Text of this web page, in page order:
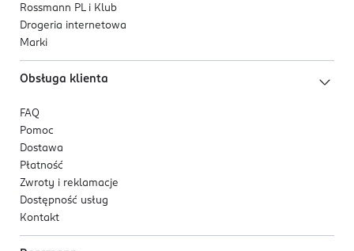
Rossmann PL i Klub
Drogeria internetowa
Marki
Obsługa klienta
FAQ
Pomoc
Dostawa
Płatność
Zwroty i reklamacje
Dostępność usług
Kontakt